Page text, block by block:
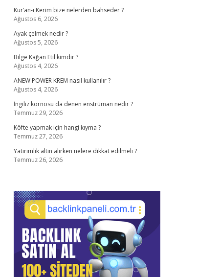
Kur’an-ı Kerim bize nelerden bahseder ?
Ağustos 6, 2026
Ayak çelmek nedir ?
Ağustos 5, 2026
Bilge Kağan Etil kimdir ?
Ağustos 4, 2026
ANEW POWER KREM nasıl kullanılır ?
Ağustos 4, 2026
İngiliz kornosu da denen enstrüman nedir ?
Temmuz 29, 2026
Köfte yapmak için hangi kıyma ?
Temmuz 27, 2026
Yatırımlık altın alırken nelere dikkat edilmeli ?
Temmuz 26, 2026